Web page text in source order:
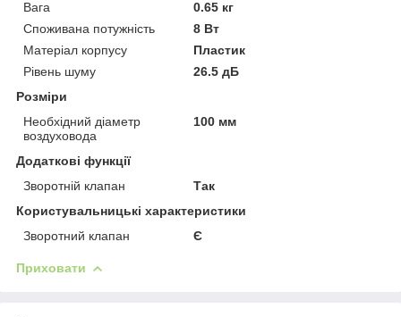
Вага
0.65 кг
Споживана потужність
8 Вт
Матеріал корпусу
Пластик
Рівень шуму
26.5 дБ
Розміри
Необхідний діаметр
воздуховода
100 мм
Додаткові функції
Зворотній клапан
Так
Користувальницькі характеристики
Зворотний клапан
Є
Приховати